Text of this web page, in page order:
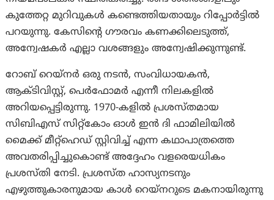
കുത്തേറ്റ മുറിവുകൾ കണ്ടെത്തിയതായും റിപ്പോർട്ടിൽ
പറയുന്നു. കേസിന്റെ ഗൗരവം കണക്കിലെടുത്ത്,
അന്വേഷകർ എല്ലാ വശങ്ങളും അന്വേഷിക്കുന്നുണ്ട്.
റോബ് റെയ്‌നർ ഒരു നടൻ, സംവിധായകൻ,
ആക്ടിവിസ്റ്റ്, പെർഫോമർ എന്നീ നിലകളിൽ
അറിയപ്പെട്ടിരുന്നു. 1970-കളിൽ പ്രശസ്തമായ
സിബിഎസ് സിറ്റ്കോം ഓൾ ഇൻ ദി ഫാമിലിയിൽ
മൈക്ക് മീറ്റ്ഹെഡ് സ്റ്റിവിച്ച് എന്ന കഥാപാത്രത്തെ
അവതരിപ്പിച്ചുകൊണ്ട് അദ്ദേഹം വളരെയധികം
പ്രശസ്തി നേടി. പ്രശസ്ത ഹാസ്യനടനും
എഴുത്തുകാരനുമായ കാൾ റെയ്‌നറുടെ മകനായിരുന്നു